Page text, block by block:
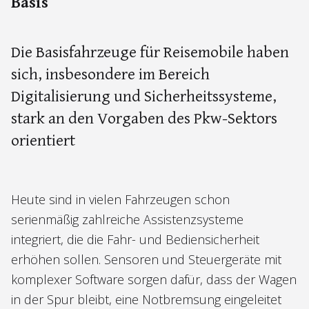
Die Basisfahrzeuge für Reisemobile haben
sich, insbesondere im Bereich
Digitalisierung und Sicherheitssysteme,
stark an den Vorgaben des Pkw-Sektors
orientiert
Heute sind in vielen Fahrzeugen schon
serienmäßig zahlreiche Assistenzsysteme
integriert, die die Fahr- und Bediensicherheit
erhöhen sollen. Sensoren und Steuergeräte mit
komplexer Software sorgen dafür, dass der Wagen
in der Spur bleibt, eine Notbremsung eingeleitet